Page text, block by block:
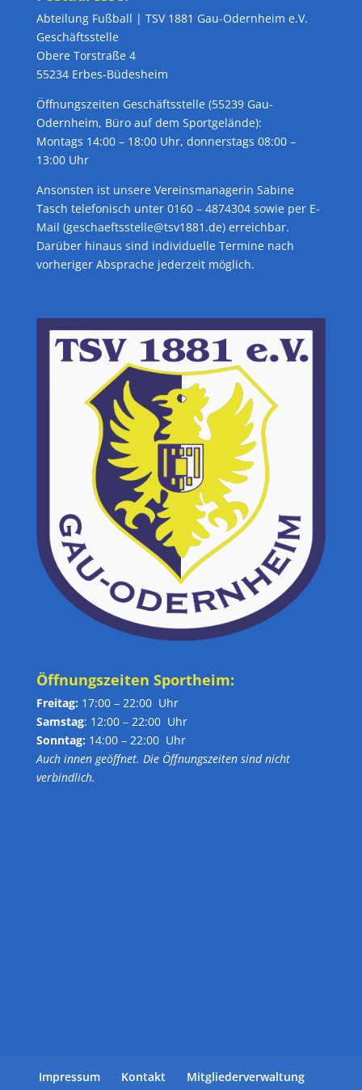
Abteilung Fußball | TSV 1881 Gau-Odernheim e.V.
Geschäftsstelle
Obere Torstraße 4
55234 Erbes-Büdesheim
Öffnungszeiten Geschäftsstelle (55239 Gau-
Odernheim, Büro auf dem Sportgelände):
Montags 14:00 – 18:00 Uhr, donnerstags 08:00 –
13:00 Uhr
Ansonsten ist unsere Vereinsmanagerin Sabine
Tasch telefonisch unter 0160 – 4874304 sowie per E-
Mail (geschaeftsstelle@tsv1881.de) erreichbar.
Darüber hinaus sind individuelle Termine nach
vorheriger Absprache jederzeit möglich.
Öffnungszeiten Sportheim:
Freitag: 17:00 – 22:00 Uhr
Samstag: 12:00 – 22:00 Uhr
Sonntag: 14:00 – 22:00 Uhr
Auch innen geöffnet. Die Öffnungszeiten sind nicht
verbindlich.
Impressum Kontakt
Mitgliederverwaltung